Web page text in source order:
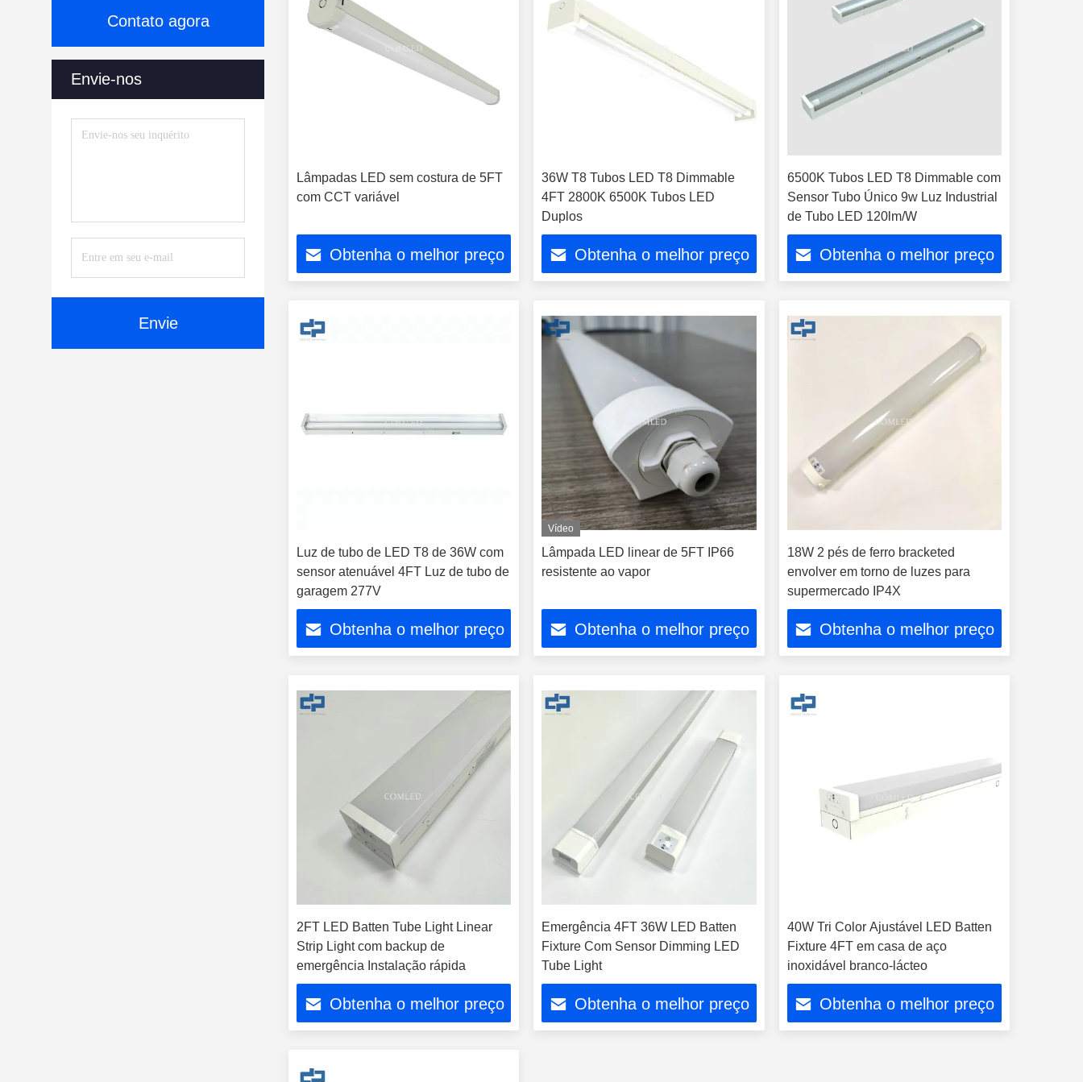
Contato agora
Envie-nos
Envie
Lâmpadas LED sem costura de 5FT
com CCT variável
Obtenha o melhor preço
36W T8 Tubos LED T8 Dimmable
4FT 2800K 6500K Tubos LED
Duplos
Obtenha o melhor preço
6500K Tubos LED T8 Dimmable com
Sensor Tubo Único 9w Luz Industrial
de Tubo LED 120lm/W
Obtenha o melhor preço
Luz de tubo de LED T8 de 36W com
sensor atenuável 4FT Luz de tubo de
garagem 277V
Obtenha o melhor preço
Vídeo
Lâmpada LED linear de 5FT IP66
resistente ao vapor
Obtenha o melhor preço
18W 2 pés de ferro bracketed
envolver em torno de luzes para
supermercado IP4X
Obtenha o melhor preço
2FT LED Batten Tube Light Linear
Strip Light com backup de
emergência Instalação rápida
Obtenha o melhor preço
Emergência 4FT 36W LED Batten
Fixture Com Sensor Dimming LED
Tube Light
Obtenha o melhor preço
40W Tri Color Ajustável LED Batten
Fixture 4FT em casa de aço
inoxidável branco-lácteo
Obtenha o melhor preço